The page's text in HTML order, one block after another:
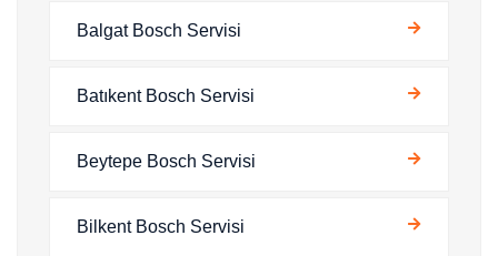
Balgat Bosch Servisi
Batıkent Bosch Servisi
Beytepe Bosch Servisi
Bilkent Bosch Servisi